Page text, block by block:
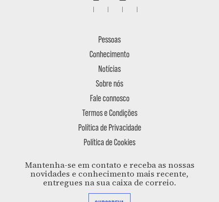
Pessoas
Conhecimento
Notícias
Sobre nós
Fale connosco
Termos e Condições
Política de Privacidade
Política de Cookies
Mantenha-se em contato e receba as nossas
novidades e conhecimento mais recente,
entregues na sua caixa de correio.